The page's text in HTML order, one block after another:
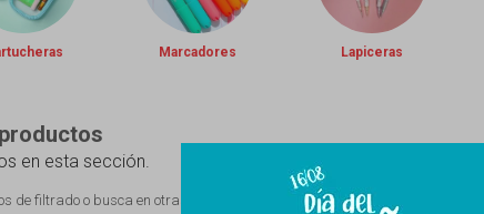
Marcadores Lapiceras
en esta sección.
de filtrado o busca en otras secciones de nuestro catálogo.